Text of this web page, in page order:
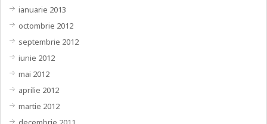
ianuarie 2013
octombrie 2012
septembrie 2012
iunie 2012
mai 2012
aprilie 2012
martie 2012